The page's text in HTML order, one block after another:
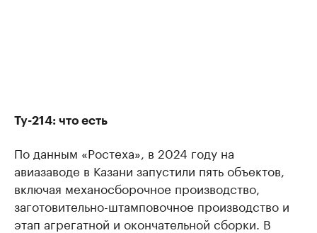
Ту-214: что есть
По данным «Ростеха», в 2024 году на
авиазаводе в Казани запустили пять объектов,
включая механосборочное производство,
заготовительно-штамповочное производство и
этап агрегатной и окончательной сборки. В